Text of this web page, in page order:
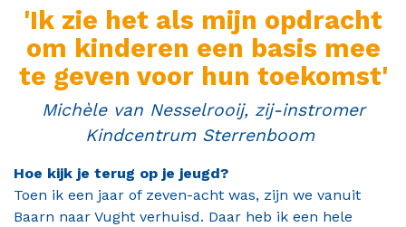
Werken bij
Documenten • Praktisch
Contact
'Ik zie het als mijn opdracht
om kinderen een basis mee
te geven voor hun toekomst'
Michèle van Nesselrooij, zij-instromer
Kindcentrum Sterrenboom
Hoe kijk je terug op je jeugd?
Toen ik een jaar of zeven-acht was, zijn we vanuit
Baarn naar Vught verhuisd. Daar heb ik een hele